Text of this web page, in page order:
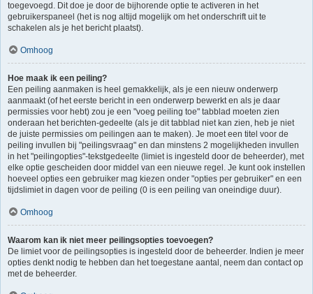
toegevoegd. Dit doe je door de bijhorende optie te activeren in het
gebruikerspaneel (het is nog altijd mogelijk om het onderschrift uit te
schakelen als je het bericht plaatst).
Omhoog
Hoe maak ik een peiling?
Een peiling aanmaken is heel gemakkelijk, als je een nieuw onderwerp
aanmaakt (of het eerste bericht in een onderwerp bewerkt en als je daar
permissies voor hebt) zou je een "voeg peiling toe" tabblad moeten zien
onderaan het berichten-gedeelte (als je dit tabblad niet kan zien, heb je niet
de juiste permissies om peilingen aan te maken). Je moet een titel voor de
peiling invullen bij "peilingsvraag" en dan minstens 2 mogelijkheden invullen
in het "peilingopties"-tekstgedeelte (limiet is ingesteld door de beheerder), met
elke optie gescheiden door middel van een nieuwe regel. Je kunt ook instellen
hoeveel opties een gebruiker mag kiezen onder "opties per gebruiker" en een
tijdslimiet in dagen voor de peiling (0 is een peiling van oneindige duur).
Omhoog
Waarom kan ik niet meer peilingsopties toevoegen?
De limiet voor de peilingsopties is ingesteld door de beheerder. Indien je meer
opties denkt nodig te hebben dan het toegestane aantal, neem dan contact op
met de beheerder.